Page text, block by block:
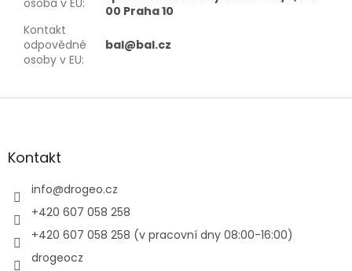
00 Praha 10
Kontakt
odpovědné
osoby v EU:
bal@bal.cz
Z
aKontakt
info@drogeo.cz
+420 607 058 258
+420 607 058 258 (v pracovní dny 08:00-16:00)
drogeocz